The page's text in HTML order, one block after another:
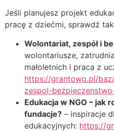
Jeśli planujesz projekt
pracę z dziećmi, sprawdź
Wolontariat, zespół i
wolontariusze,
małoletnich i praca z
https://grantowo.pl/
zespol-
Edukacja w NGO – jak
fundacje? – inspiracje
edukacyjnych: https://